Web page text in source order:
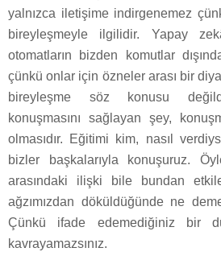
yalnızca iletişime indirgenemez
bireyleşmeyle ilgilidir. Yapay
otomatların bizden komutlar
çünkü onlar için özneler arası bir
bireyleşme söz konusu
konuşmasını sağlayan şey,
olmasıdır. Eğitimi kim, nasıl
bizler başkalarıyla konuşuruz.
arasındaki ilişki bile bundan
ağzımızdan döküldüğünde ne
Çünkü ifade edemediğiniz bir
kavrayamazsınız.